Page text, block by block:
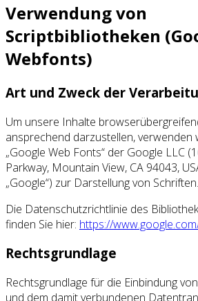
Verwendung von
Scriptbibliotheken
Webfonts)
Art und Zweck der
Um unsere Inhalte
ansprechend darzustellen, verwenden
„Google Web Fonts“ der Google LLC
Parkway, Mountain View, CA 94043,
„Google“) zur Darstellung von Schriften.
Die Datenschutzrichtlinie des
finden Sie hier: https://
Rechtsgrundlage
Rechtsgrundlage für die Einbindung
und dem damit verbundenen